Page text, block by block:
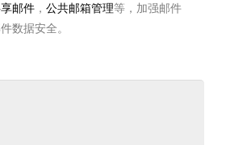
邮件， 公共邮箱管理等，加强邮件
数据安全。